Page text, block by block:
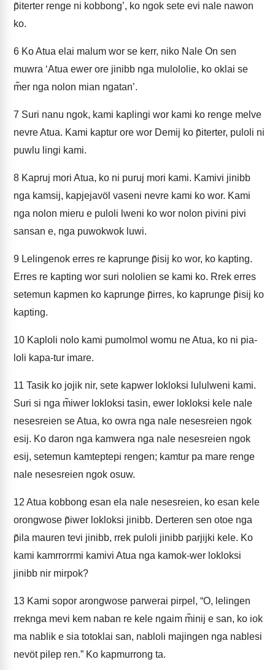
p̃iterter renge ni kobbong’, ko ngok sete evi nale nawon
ko.
6 Ko Atua elai malum wor se kerr, niko Nale On sen
muwra ‘Atua ewer ore jinibb nga mulololie, ko oklai se
m̃er nga nolon mian ngatan’.
7 Suri nanu ngok, kami kaplingi wor kami ko renge melve
nevre Atua. Kami kaptur ore wor Demij ko p̃iterter, puloli ni
puwlu lingi kami.
8 Kapruj mori Atua, ko ni puruj mori kami. Kamivi jinibb
nga kamsij, kapjejavöl vaseni nevre kami ko wor. Kami
nga nolon mieru e puloli lweni ko wor nolon pivini pivi
sansan e, nga puwokwok luwi.
9 Lelingenok erres re kaprunge p̃isij ko wor, ko kapting.
Erres re kapting wor suri nololien se kami ko. Rrek erres
setemun kapmen ko kaprunge p̃irres, ko kaprunge p̃isij ko
kapting.
10 Kaploli nolo kami pumolmol womu ne Atua, ko ni pia-
loli kapa-tur imare.
11 Tasik ko jojik nir, sete kapwer lokloksi lululweni kami.
Suri si nga m̃iwer lokloksi tasin, ewer lokloksi kele nale
nesesreien se Atua, ko owra nga nale nesesreien ngok
esij. Ko daron nga kamwera nga nale nesesreien ngok
esij, setemun kamteptepi rengen; kamtur pa mare renge
nale nesesreien ngok osuw.
12 Atua kobbong esan ela nale nesesreien, ko esan kele
orongwose p̃iwer lokloksi jinibb. Derteren sen otoe nga
p̃ila mauren tevi jinibb, rrek puloli jinibb parjijki kele. Ko
kami kamrrorrmi kamivi Atua nga kamok-wer lokloksi
jinibb nir mirpok?
13 Kami sopor arongwose parwerai pirpel, “O, lelingen
rreknga mevi kem naban re kele ngaim m̃inij e san, ko iok
ma nablik e sia totoklai san, nabloli majingen nga nablesi
nevöt pilep ren.” Ko kapmurrong ta.